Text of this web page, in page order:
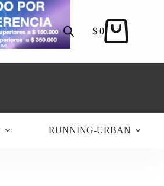
Carro
$ 0
RUNNING-URBAN